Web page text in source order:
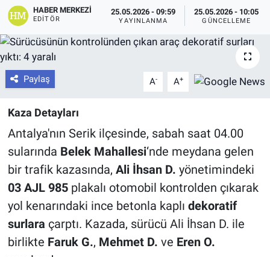
HABER MERKEZI
EDITÖR
25.05.2026 - 09:59
YAYINLANMA
25.05.2026 - 10:05
GÜNCELLEME
Paylaş A- A+
Kaza Detayları
Antalya'nın Serik ilçesinde, sabah saat 04.00
sularında Belek Mahallesi‘nde meydana gelen
bir trafik kazasında, Ali İhsan D. yönetimindeki
03 AJL 985plakalı otomobil kontrolden çıkarak
yol kenarındaki ince betonla kaplı dekoratif
surlara çarptı. Kazada, sürücü Ali İhsan D. ile
birlikte Faruk G., Mehmet D. ve Eren O.